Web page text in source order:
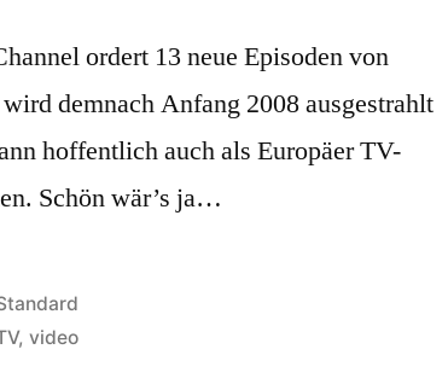
ordert 13 neue Episoden von
demnach Anfang 2008 ausgestrahlt
hoffentlich auch als Europäer TV-
Schön wär’s ja…
,video